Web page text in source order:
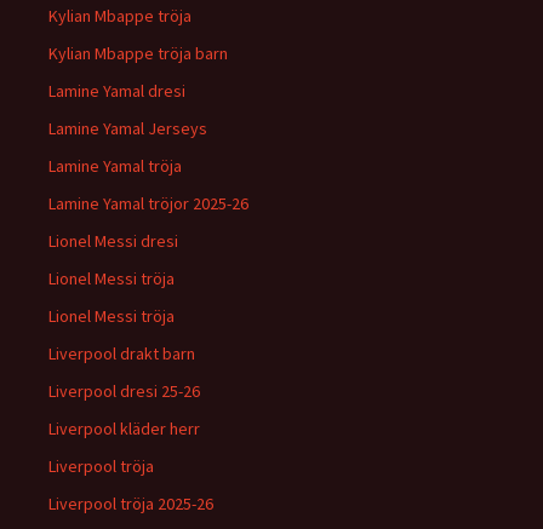
Kylian Mbappe tröja
Kylian Mbappe tröja barn
Lamine Yamal dresi
Lamine Yamal Jerseys
Lamine Yamal tröja
Lamine Yamal tröjor 2025-26
Lionel Messi dresi
Lionel Messi tröja
Lionel Messi tröja
Liverpool drakt barn
Liverpool dresi 25-26
Liverpool kläder herr
Liverpool tröja
Liverpool tröja 2025-26